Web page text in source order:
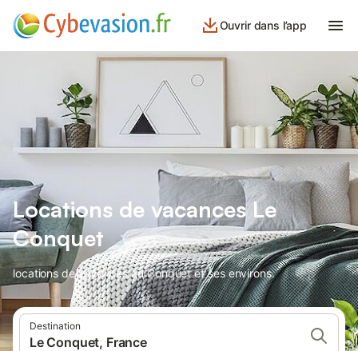
Ouvrir dans l’app
Locations de vacances Le
Conquet
locations de vacances au Conquet et ses environs.
Destination
Le Conquet, France